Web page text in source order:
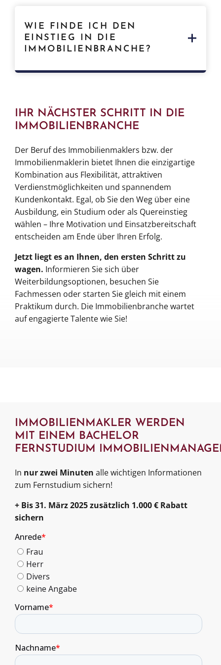
Dafür benötigen Sie unternehmerisches Know-
how, Eigenverantwortung und eine
Gewerbeerlaubnis. Alternativ können Sie ein
WIE FINDE ICH DEN
EINSTIEG IN DIE
IMMOBILIENBRANCHE?
Einstieg. Networking und die Teilnahme an
Fachmessen können ebenfalls hilfreich sein, um
kennenzulernen.
IHR NÄCHSTER SCHRITT IN DIE
IMMOBILIENBRANCHE
Der Beruf des Immobilienmaklers bzw. der
Immobilienmaklerin bietet Ihnen die einzigartige
Kombination aus Flexibilität, attraktiven
Verdienstmöglichkeiten und spannendem
Kundenkontakt. Egal, ob Sie den Weg über eine
Ausbildung, ein Studium oder als Quereinstieg
wählen – Ihre Motivation und Einsatzbereitschaft
entscheiden am Ende über Ihren Erfolg.
Jetzt liegt es an Ihnen, den ersten Schritt zu
wagen. Informieren Sie sich über
Weiterbildungsoptionen, besuchen Sie
Fachmessen oder starten Sie gleich mit einem
Praktikum durch. Die Immobilienbranche wartet
auf engagierte Talente wie Sie!
IMMOBILIENMAKLER WERDEN
MIT EINEM BACHELOR
FERNSTUDIUM
In nur zwei Minuten alle wichtigen Informationen
zum Fernstudium sichern!
+ Bis 31. März 2025 zusätzlich 1.000 € Rabatt
sichern